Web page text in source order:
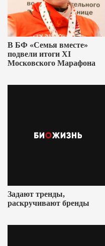
В БФ «Семья вместе»
подвели итоги XI
Московского Марафона
Задают тренды,
раскручивают бренды